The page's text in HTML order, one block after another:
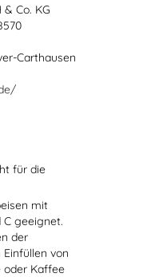
Co. KG
Carthausen
für die
mit
C geeignet.
der
von
oder Kaffee